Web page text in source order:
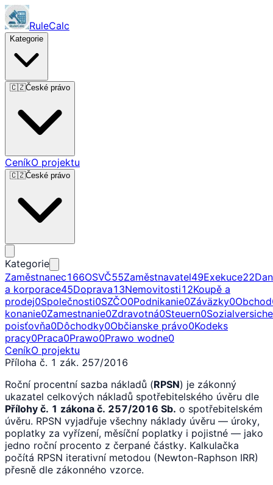
RuleCalc
Kategorie
🇨🇿České právo
CeníkO projektu
🇨🇿České právo
Kategorie
Zaměstnanec166OSVČ55Zaměstnavatel49Exekuce22
a korporace45Doprava13Nemovitosti12Koupě a
prodej0Společnosti0SZČO0Podnikanie0Záväzky0Obchod
konanie0Zamestnanie0Zdravotná0Steuern0
poisťovňa0Dôchodky0Občianske právo0Kodeks
pracy0Praca0Prawo0Prawo wodne0
CeníkO projektu
Příloha č. 1 zák. 257/2016
Roční procentní sazba nákladů (RPSN) je zákonný
ukazatel celkových nákladů spotřebitelského úvěru dle
Přílohy č. 1 zákona č. 257/2016 Sb. o spotřebitelském
úvěru. RPSN vyjadřuje všechny náklady úvěru — úroky,
poplatky za vyřízení, měsíční poplatky i pojistné — jako
jedno roční procento z čerpané částky. Kalkulačka
počítá RPSN iterativní metodou (Newton-Raphson IRR)
přesně dle zákonného vzorce.